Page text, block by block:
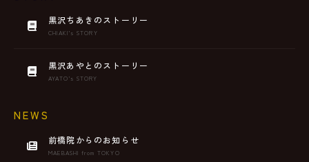
黒沢ちあきのストーリー
CHIAKI’s STORY
黒沢あやとのストーリー
AYATO’s STORY
NEWS
前橋院からのお知らせ
MAEBASHI from TOKYO